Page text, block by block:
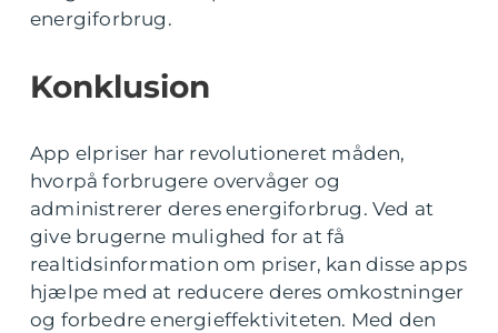
energiforbrug.
Konklusion
App elpriser har revolutioneret måden,
hvorpå forbrugere overvåger og
administrerer deres energiforbrug. Ved at
give brugerne mulighed for at få
realtidsinformation om priser, kan disse apps
hjælpe med at reducere deres omkostninger
og forbedre energieffektiviteten. Med den